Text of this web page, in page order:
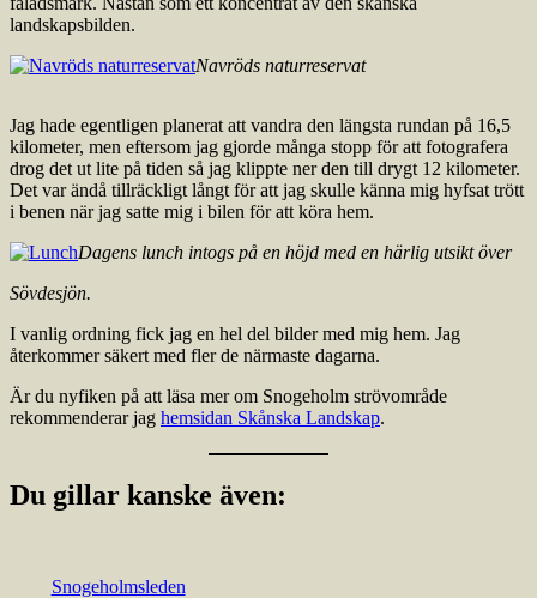
landskapsbilden.
Navröds naturreservat
Jag hade egentligen planerat att vandra den längsta rundan på 16,5
kilometer, men eftersom jag gjorde många stopp för att fotografera
drog det ut lite på tiden så jag klippte ner den till drygt 12 kilometer.
Det var ändå tillräckligt långt för att jag skulle känna mig hyfsat trött
i benen när jag satte mig i bilen för att köra hem.
Dagens lunch intogs på en höjd med en härlig utsikt över
Sövdesjön.
I vanlig ordning fick jag en hel del bilder med mig hem. Jag
återkommer säkert med fler de närmaste dagarna.
Är du nyfiken på att läsa mer om Snogeholm strövområde
rekommenderar jag hemsidan Skånska Landskap.
Du gillar kanske även:
Snogeholmsleden